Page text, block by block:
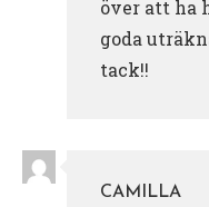
över att ha
goda
tack!!
CAMILLA